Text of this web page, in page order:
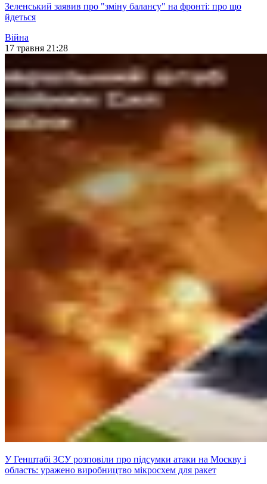
Зеленський заявив про "зміну балансу" на фронті: про що
йдеться
Війна
17 травня 21:28
У Генштабі ЗСУ розповіли про підсумки атаки на Москву і
область: уражено виробництво мікросхем для ракет